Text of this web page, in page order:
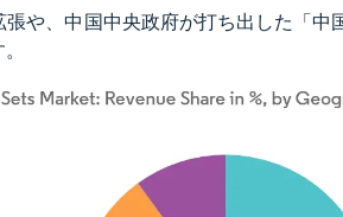
や、中国中央政府が打ち出した「